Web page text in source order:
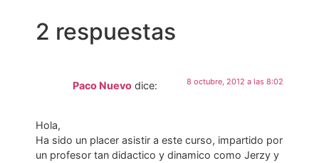
2 respuestas
Paco Nuevo dice: 8 octubre, 2012 a las 8:02
Hola,
Ha sido un placer asistir a este curso, impartido por
un profesor tan didactico y dinamico como Jerzy y